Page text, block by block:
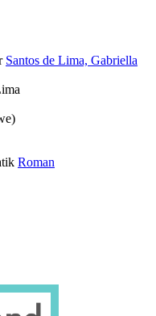
Santos de Lima, Gabriella
Roman